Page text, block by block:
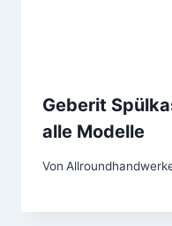
Geberit
alle Modelle
Von